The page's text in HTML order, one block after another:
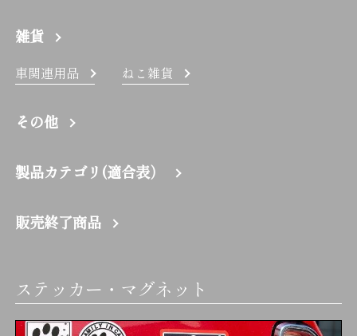
雑貨
車関連用品 ねこ雑貨
その他
製品カテゴリ(適合表）
販売終了商品
ステッカー・マグネット